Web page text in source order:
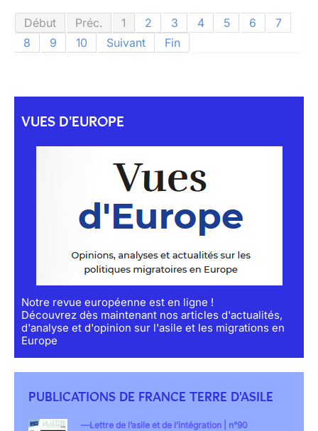
Début Préc. 1 2 3 4 5 6
7
8
9 10 Suivant Fin
VUES D'EUROPE
Notre revue européenne est en ligne !
Découvrez dès maintenant nos articles d'actualités,
d'analyse et d'opinion sur l'asile et les migrations en
Europe
PUBLICATIONS DE FRANCE TERRE D'ASILE
Lettre de l’asile et de l’intégration | n°90